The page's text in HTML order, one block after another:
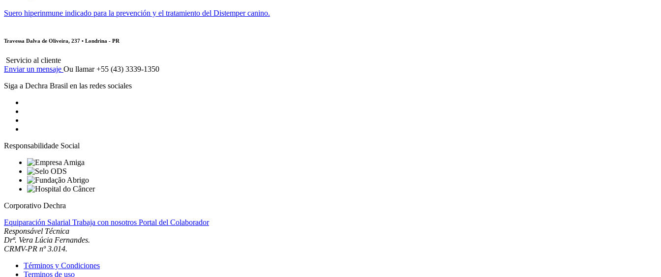
Suero hiperinmune indicado para la prevención y el tratamiento del Distemper canino.
Travessa Dalva de Oliveira, 237 • Londrina - PR
Servicio al cliente
Enviar un mensaje Ou llamar +55 (43) 3339-1350
Siga a Dechra Brasil en las redes sociales
Responsabilidade Social
Corporativo Dechra
Equiparación Salarial Trabaja con nosotros Portal del Colaborador
Responsável Técnica
Drª. Vera Lúcia Fernandes.
CRMV-PR nº 3.014.
Términos y Condiciones
Terminos de uso